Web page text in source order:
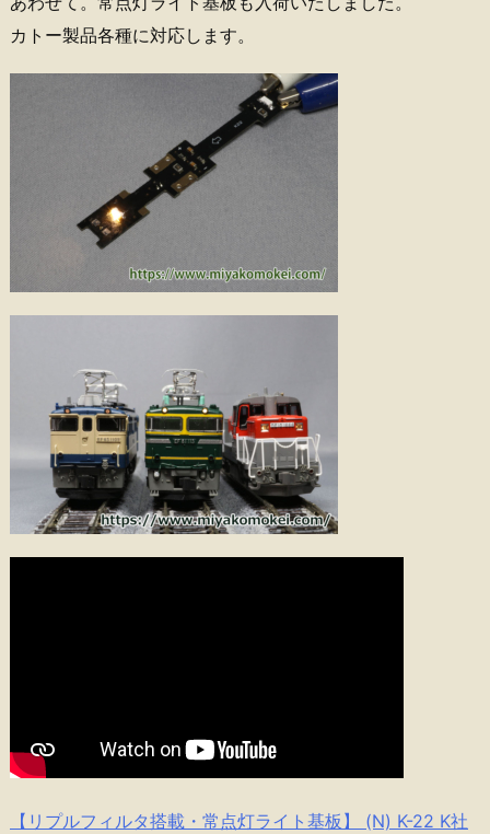
カトー製品各種に対応します。
【リプルフィルタ搭載・常点灯ライト基板】 (N) K-22 K社